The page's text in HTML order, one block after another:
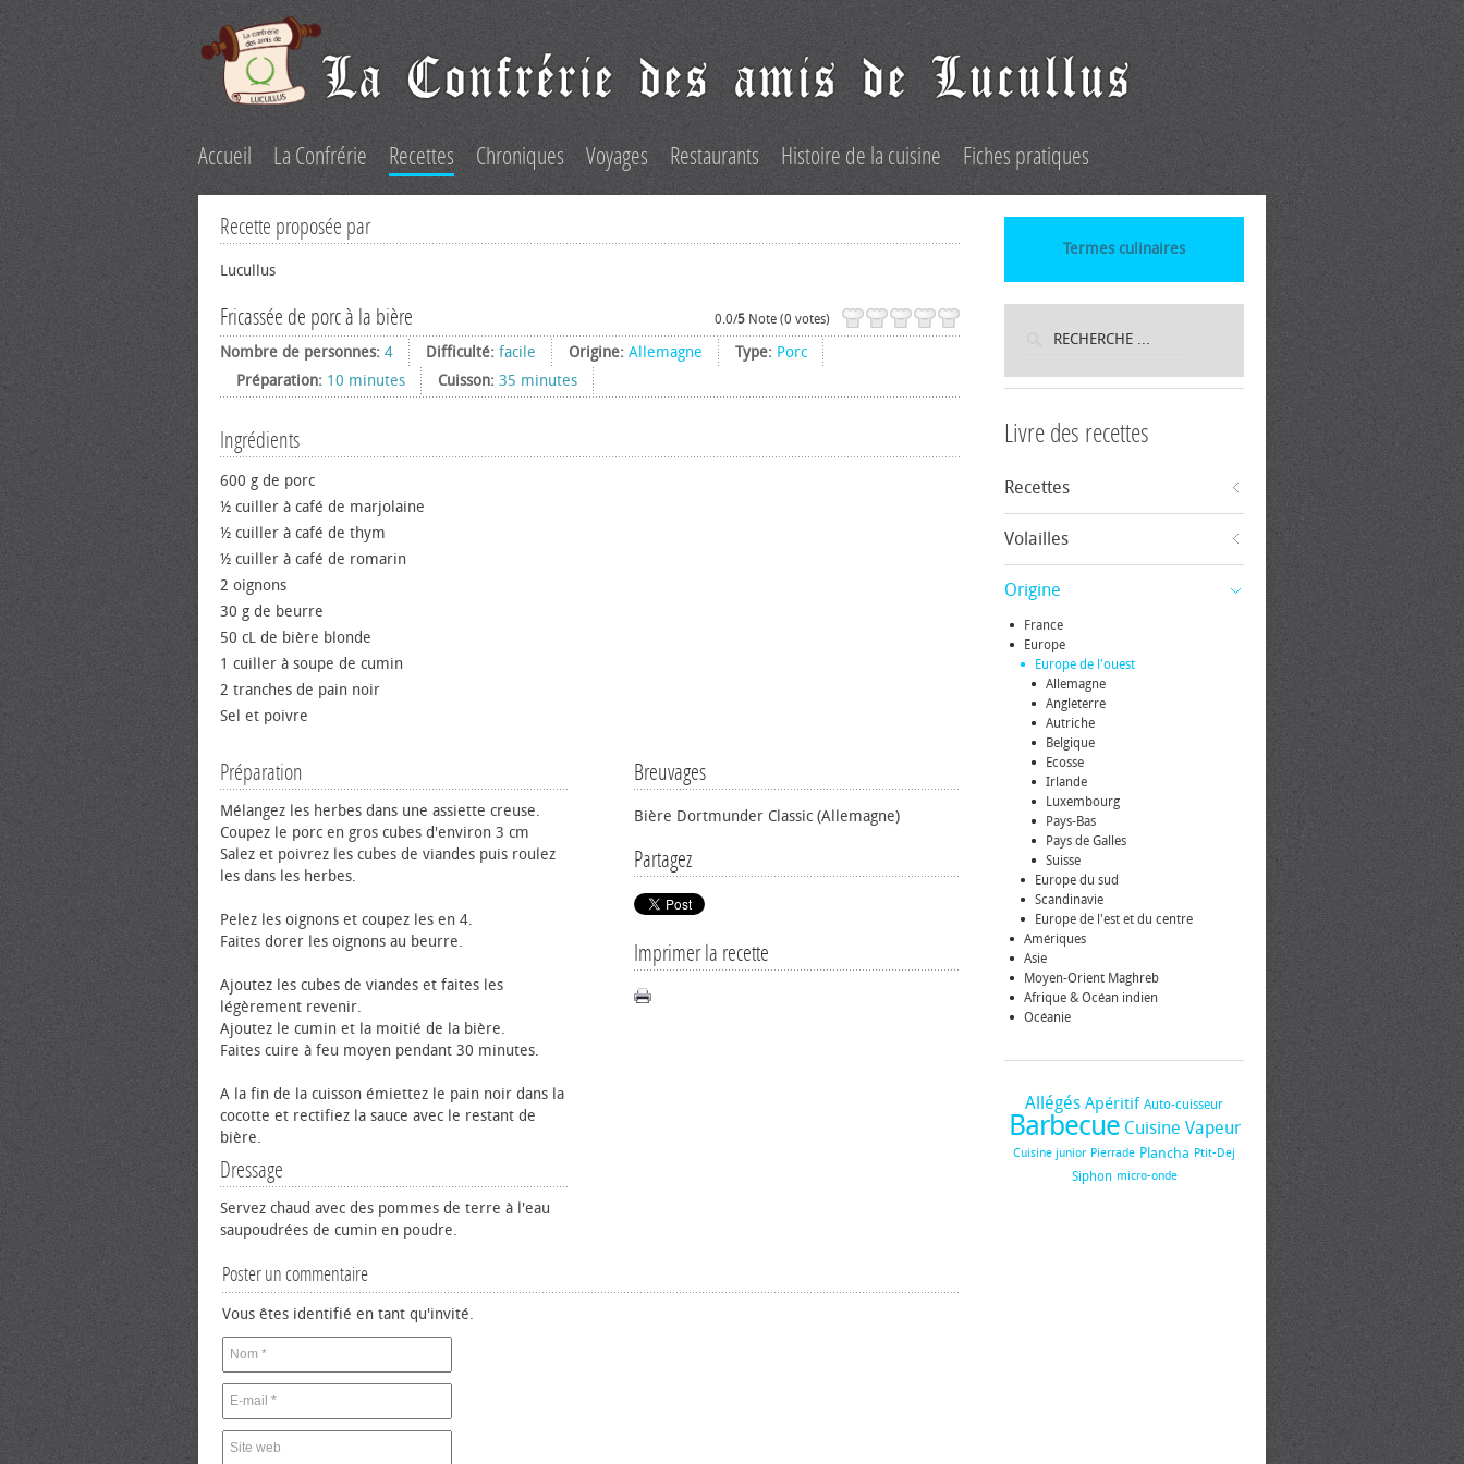
Accueil La Confrérie Recettes Chroniques Voyages Restaurants Histoire de la cuisine Fiches pratiques
Recette proposée par
Lucullus
Fricassée de porc à la bière 0.0/5 Note (0 votes)
Nombre de personnes: 4 Difficulté: facile Origine: Allemagne Type: Porc
Préparation: 10 minutes Cuisson: 35 minutes
Ingrédients
600 g de porc
½ cuiller à café de marjolaine
½ cuiller à café de thym
½ cuiller à café de romarin
2 oignons
30 g de beurre
50 cL de bière blonde
1 cuiller à soupe de cumin
2 tranches de pain noir
Sel et poivre
Breuvages
Bière Dortmunder Classic (Allemagne)
Partagez
Imprimer la recette
Préparation
Mélangez les herbes dans une assiette creuse.
Coupez le porc en gros cubes d'environ 3 cm
Salez et poivrez les cubes de viandes puis roulez
les dans les herbes.
Pelez les oignons et coupez les en 4.
Faites dorer les oignons au beurre.
Ajoutez les cubes de viandes et faites les
légèrement revenir.
Ajoutez le cumin et la moitié de la bière.
Faites cuire à feu moyen pendant 30 minutes.
A la fin de la cuisson émiettez le pain noir dans la
cocotte et rectifiez la sauce avec le restant de
bière.
Dressage
Servez chaud avec des pommes de terre à l'eau
saupoudrées de cumin en poudre.
Poster un commentaire
Vous êtes identifié en tant qu'invité.
Termes culinaires
Livre des recettes
Recettes
Volailles
Origine
France
Europe
Europe de l'ouest
Allemagne
Angleterre
Autriche
Belgique
Ecosse
Irlande
Luxembourg
Pays-Bas
Pays de Galles
Suisse
Europe du sud
Scandinavie
Europe de l'est et du centre
Amériques
Asie
Moyen-Orient Maghreb
Afrique & Océan indien
Océanie
Allégés Apéritif Auto-cuisseur
Barbecue Cuisine Vapeur
Cuisine junior Pierrade Plancha Ptit-Dej
Siphon micro-onde